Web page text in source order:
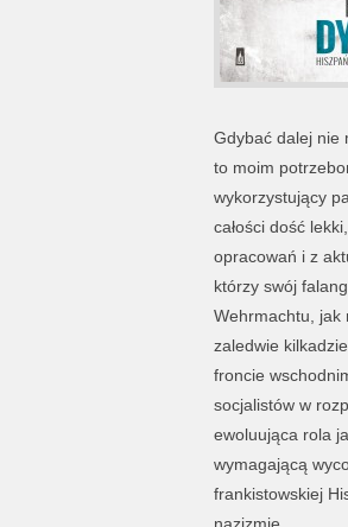
Gdybać dalej nie
to moim
wykorzystujący
całości dość
opracowań i z
którzy swój
Wehrmachtu, jak
zaledwie
froncie
socjalistów w
ewoluująca rola
wymagającą
frankistowskiej